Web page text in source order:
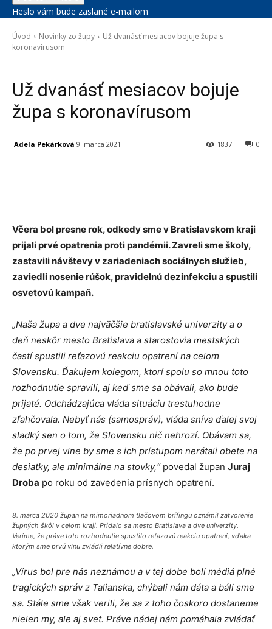
Heslo vám bude zaslané e-mailom
Úvod Novinky zo župy
Už dvanásť mesiacov bojuje župa s
koronavírusom
Už dvanásť mesiacov bojuje
župa s koronavírusom
Adela Pekárková 9. marca 2021 0
1837
Včera bol presne rok, odkedy sme v Bratislavskom kraji
prijali prvé opatrenia proti pandémii. Zavreli sme školy,
zastavili návštevy v zariadeniach sociálnych služieb,
zaviedli nosenie rúšok, pravidelnú dezinfekciu a spustili
osvetovú kampaň.
„Naša župa a dve najväčšie bratislavské univerzity a o
deň neskôr mesto Bratislava a starostovia mestských
častí spustili reťazovú reakciu opatrení na celom
Slovensku. Ďakujem kolegom, ktorí spolu so mnou toto
rozhodnutie spravili, aj keď sme sa obávali, ako bude
prijaté. Odchádzajúca vláda situáciu trestuhodne
zľahčovala. Nebyť nás (samospráv), vláda sníva ďalej svoj
sladký sen o tom, že Slovensku nič nehrozí. Obávam sa,
že po prvej vlne by sme s ich prístupom nerátali obete na
desiatky, ale minimálne na stovky,“povedal župan Juraj
Droba po roku od zavedenia prísnych opatrení.
8. marca 2020 župan na mimoriadnom tlačovom brífingu oznámil zatvorenie
župných škôl v celom kraji. Pridalo sa mesto Bratislava a dve univerzity.
Veríme, že práve toto rozhodnutie spustilo reťazovú reakciu opatrení, vďaka
ktorým sme prvú vlnu zvládli relatívne dobre.
„Vírus bol pre nás neznámou a v tej dobe boli médiá plné
tragických správ z Talianska, chýbali nám dáta a báli sme
sa. Stále sme však verili, že sa z toho čoskoro dostaneme
nielen my, ale aj svet. Práve nádej nám pomáhala zvládať